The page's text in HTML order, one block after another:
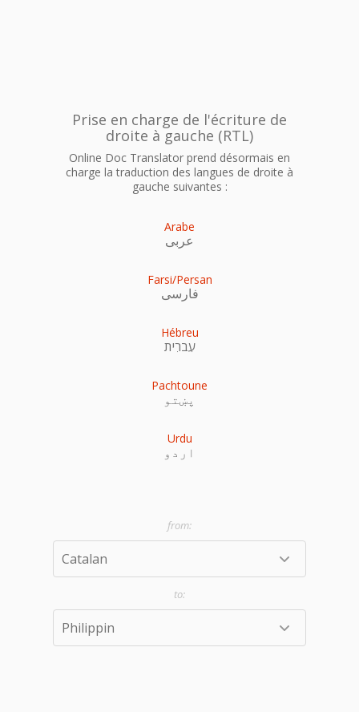
Prise en charge de l'écriture de
droite à gauche (RTL)
Online Doc Translator prend désormais en
charge la traduction des langues de droite à
gauche suivantes :
Arabe
عربى
Farsi/Persan
فارسی
Hébreu
עִברִית
Pachtoune
پښتو
Urdu
اردو